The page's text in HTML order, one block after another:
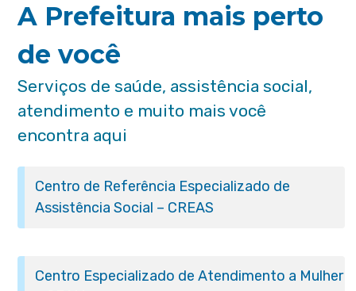
A Prefeitura mais perto
de você
Serviços de saúde, assistência social,
atendimento e muito mais você
encontra aqui
Centro de Referência Especializado de
Assistência Social – CREAS
Centro Especializado de Atendimento a Mulher